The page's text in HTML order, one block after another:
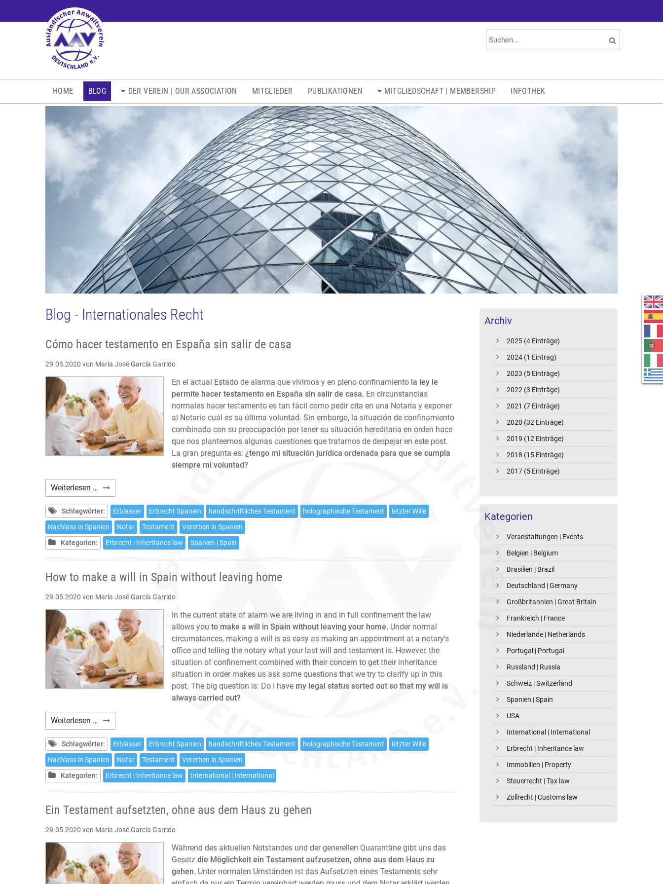
HOME BLOG DER VEREIN | OUR ASSOCIATION MITGLIEDER PUBLIKATIONEN MITGLIEDSCHAFT | MEMBERSHIP INFOTHEK
Archiv
2025 (4 Einträge)
2024 (1 Eintrag)
2023 (5 Einträge)
2022 (3 Einträge)
2021 (7 Einträge)
2020 (32 Einträge)
2019 (12 Einträge)
2018 (15 Einträge)
2017 (5 Einträge)
Kategorien
Veranstaltungen | Events
Belgien | Belgium
Brasilien | Brazil
Deutschland | Germany
Großbritannien | Great Britain
Frankreich | France
Niederlande | Netherlands
Portugal | Portugal
Russland | Russia
Schweiz | Switzerland
Spanien | Spain
USA
International | International
Erbrecht | Inheritance law
Immobilien | Property
Steuerrecht | Tax law
Zollrecht | Customs law
Blog - Internationales Recht
Cómo hacer testamento en España sin salir de casa
29.05.2020 von María José García Garrido
En el actual Estado de alarma que vivimos y en pleno confinamiento la ley le
permite hacer testamento en España sin salir de casa. En circunstancias
normales hacer testamento es tan fácil como pedir cita en una Notaría y exponer
al Notario cuál es su última voluntad. Sin embargo, la situación de confinamiento
combinada con su preocupación por tener su situación hereditaria en orden hace
que nos planteemos algunas cuestiones que tratamos de despejar en este post.
La gran pregunta es: ¿tengo mi situación jurídica ordenada para que se cumpla
siempre mi voluntad?
Weiterlesen … Cómo
hacer
testamento
en
España
sin
salir
de
casa
Schlagwörter: Erblasser Erbrecht Spanien handschriftliches Testament holographische Testament
letzter Wille
Nachlass in Spanien
Notar Testament
Vererben in Spanien
Kategorien:
Erbrecht | Inheritance law Spanien | Spain
How to make a will in Spain without leaving home
29.05.2020 von María José García Garrido
In the current state of alarm we are living in and in full confinement the law
allows you to make a will in Spain without leaving your home. Under normal
circumstances, making a will is as easy as making an appointment at a notary's
office and telling the notary what your last will and testament is. However, the
situation of confinement combined with their concern to get their inheritance
situation in order makes us ask some questions that we try to clarify up in this
post. The big question is: Do I have my legal status sorted out so that my will is
always carried out?
Weiterlesen … How
to
make
a
will
in
Spain
leaving
home
Schlagwörter: Erblasser Erbrecht Spanien handschriftliches Testament holographische Testament
letzter Wille
Nachlass in Spanien
Notar Testament
Vererben in Spanien
Kategorien:
Erbrecht | Inheritance law International | International
Ein Testament aufsetzten, ohne aus dem Haus zu gehen
29.05.2020 von María José García Garrido
Während des aktuellen Notstandes und der generellen Quarantäne gibt uns das
Gesetz die Möglichkeit ein Testament aufzusetzen, ohne aus dem Haus zu
gehen. Unter normalen Umständen ist das Aufsetzten eines Testaments sehr